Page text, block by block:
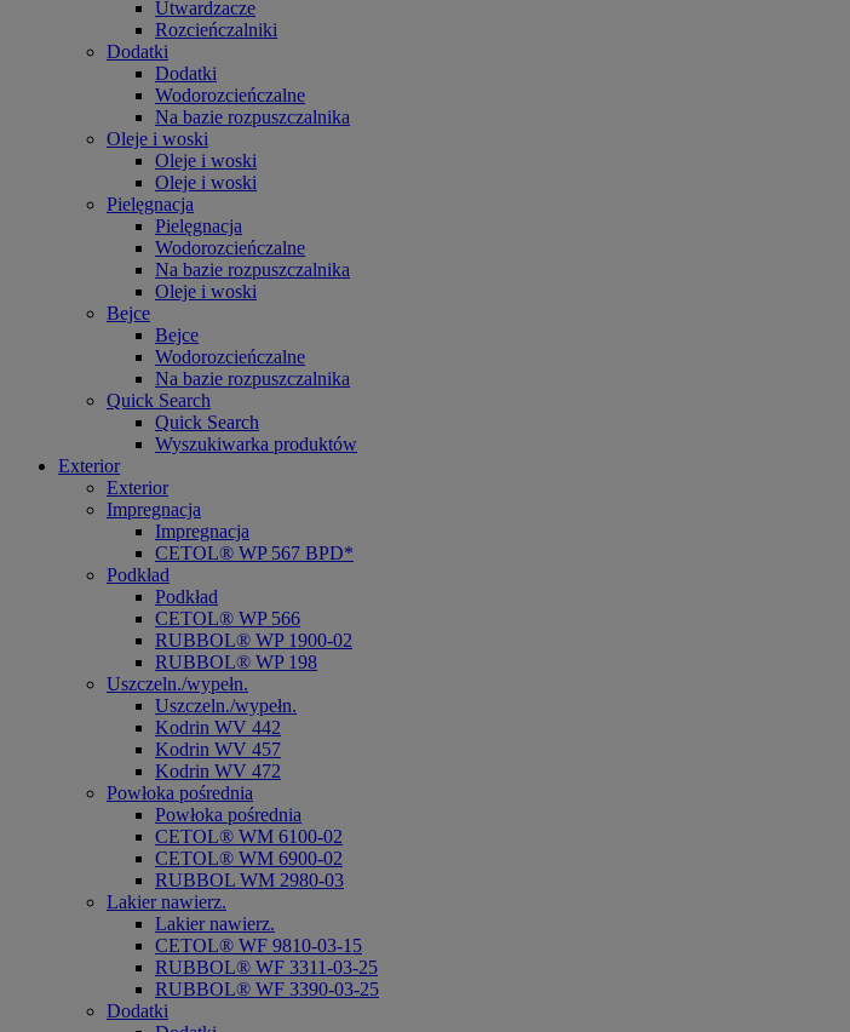
Utwardzacze
Rozcieńczalniki
Dodatki
Dodatki
Wodorozcieńczalne
Na bazie rozpuszczalnika
Oleje i woski
Oleje i woski
Oleje i woski
Pielęgnacja
Pielęgnacja
Wodorozcieńczalne
Na bazie rozpuszczalnika
Oleje i woski
Bejce
Bejce
Wodorozcieńczalne
Na bazie rozpuszczalnika
Quick Search
Quick Search
Wyszukiwarka produktów
Exterior
Exterior
Impregnacja
Impregnacja
CETOL® WP 567 BPD*
Podkład
Podkład
CETOL® WP 566
RUBBOL® WP 1900-02
RUBBOL® WP 198
Uszczeln./wypełn.
Uszczeln./wypełn.
Kodrin WV 442
Kodrin WV 457
Kodrin WV 472
Powłoka pośrednia
Powłoka pośrednia
CETOL® WM 6100-02
CETOL® WM 6900-02
RUBBOL WM 2980-03
Lakier nawierz.
Lakier nawierz.
CETOL® WF 9810-03-15
RUBBOL® WF 3311-03-25
RUBBOL® WF 3390-03-25
Dodatki